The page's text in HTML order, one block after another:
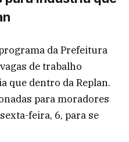
da Prefeitura
de trabalho
que dentro da Replan.
para moradores
feira, 6, para se